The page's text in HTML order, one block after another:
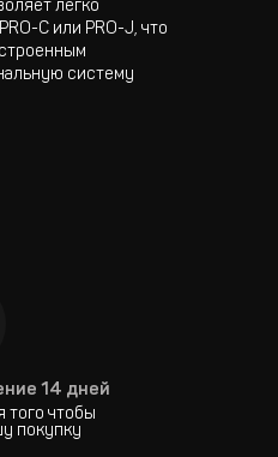
легко
C или PRO-J, что
систему
14 дней
того чтобы
покупку